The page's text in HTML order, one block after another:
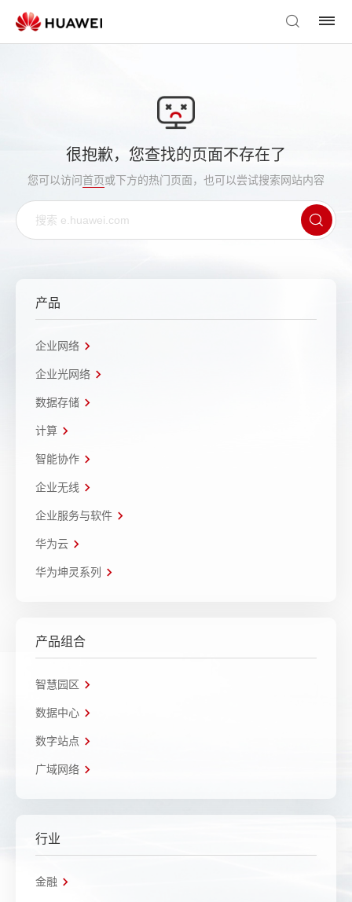
很抱歉，您查找的页面不存在了
您可以访问首页或下方的热门页面，也可以尝试搜索网站内容
产品
企业网络
企业光网络
数据存储
计算
智能协作
企业无线
企业服务与软件
华为云
华为坤灵系列
产品组合
智慧园区
数据中心
数字站点
广域网络
行业
金融